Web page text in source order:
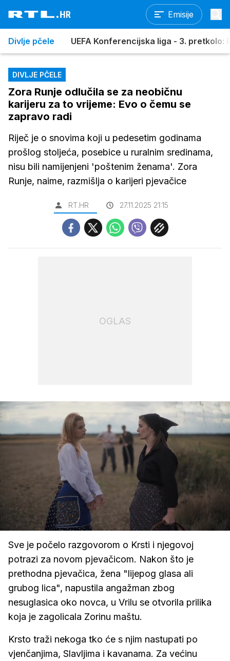
Emisije
Divlje pčele UEFA Konferencijska liga - 3. pretkolo:
DIVLJE PČELE
Zora Runje odlučila se za neobičnu
karijeru za to vrijeme: Evo o čemu se
zapravo radi
Riječ je o snovima koji u pedesetim godinama
prošlog stoljeća, posebice u ruralnim sredinama,
nisu bili namijenjeni 'poštenim ženama'. Zora
Runje, naime, razmišlja o karijeri pjevačice
RT.HR 27.11.2025 21:15
OGLAS
Upali
zvuk
/
Loaded
:
100.00%
Sve je počelo razgovorom o Krsti i njegovoj
potrazi za novom pjevačicom. Nakon što je
prethodna pjevačica, žena "lijepog glasa ali
grubog lica", napustila angažman zbog
nesuglasica oko novca, u Vrilu se otvorila prilika
koja je zagolicala Zorinu maštu.
Krsto traži nekoga tko će s njim nastupati po
vjenčanjima, Slavljima i kavanama. Za većinu